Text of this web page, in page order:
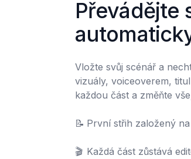
Převádějte
Vložte svůj scénář a
vizuály, voiceoverem,
každou část a změňte
📝	První střih založený na scénáři
🎬	Každá část zůstává